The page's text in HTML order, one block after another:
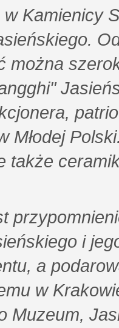
Kamienicy
można
Młodej
także
i
a
w
Muzeum,